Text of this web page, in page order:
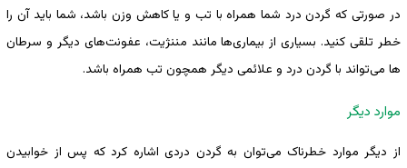
در صورتی که گردن درد شما همراه با تب و یا کاهش وزن باشد، شما باید آن را
خطر تلقی کنید. بسیاری از بیماری‌ها مانند مننژیت، عفونت‌های دیگر و سرطان
ها می‌تواند با گردن درد و علائمی دیگر همچون تب همراه باشد.
موارد دیگر
از دیگر موارد خطرناک می‌توان به گردن دردی اشاره کرد که پس از خوابیدن